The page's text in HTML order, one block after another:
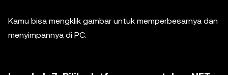
Kamu bisa mengklik gambar untuk memperbesarnya dan
menyimpannya di PC.